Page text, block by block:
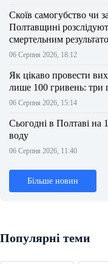
Скоїв самогубство чи
Полтавщині
смертельним
06 Серпня 2026, 18:12
Як цікаво провести
лише 100 гривень: три
06 Серпня 2026, 15:14
Сьогодні в Полтаві на
воду
06 Серпня 2026, 11:40
Більше новин
Популярні теми